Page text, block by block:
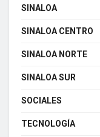
SINALOA
SINALOA CENTRO
SINALOA NORTE
SINALOA SUR
SOCIALES
TECNOLOGÍA